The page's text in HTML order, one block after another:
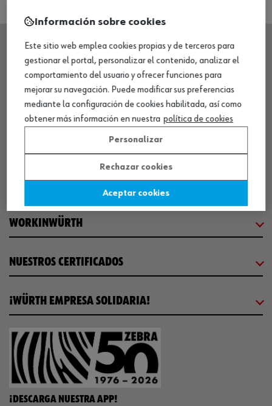
SEDE CENTRAL
CENTRO LOGÍSTICO / MUSEO
COMUNICACIÓN
WORKINWÜRTH
NUESTROS CERTIFICADOS
¡WÜRTH EMPRESA SOLIDARIA!
¡DESCARGA NUESTRA APP!
Información sobre cookies
Este sitio web emplea cookies propias y de terceros para
gestionar el portal, personalizar el contenido, analizar el
comportamiento del usuario y ofrecer funciones para
mejorar su navegación. Puede modificar sus preferencias
mediante la configuración de cookies habilitada, así como
obtener más información en nuestra política de cookies
Personalizar
Rechazar cookies
Aceptar cookies